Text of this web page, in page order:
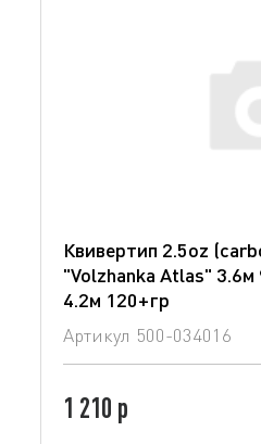
Квивертип 2.5oz
"Volzhanka Atlas"
4.2м 120+гр
Артикул 500-034016
1 210 р